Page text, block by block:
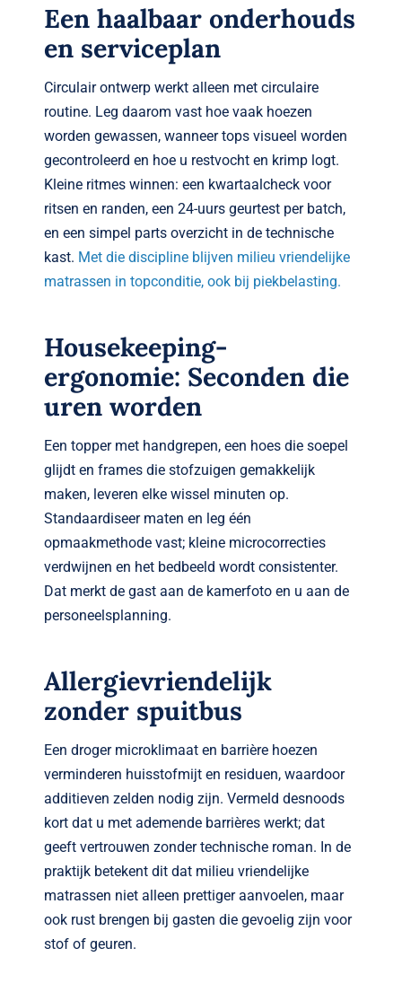
Een haalbaar onderhouds
en serviceplan
Circulair ontwerp werkt alleen met circulaire
routine. Leg daarom vast hoe vaak hoezen
worden gewassen, wanneer tops visueel worden
gecontroleerd en hoe u restvocht en krimp logt.
Kleine ritmes winnen: een kwartaalcheck voor
ritsen en randen, een 24-uurs geurt­est per batch,
en een simpel parts overzicht in de technische
kast. Met die discipline blijven milieu vriendelijke
matrassen in topconditie, ook bij piekbelasting.
Housekeeping-
ergonomie: Seconden die
uren worden
Een topper met handgrepen, een hoes die soepel
glijdt en frames die stofzuigen gemakkelijk
maken, leveren elke wissel minuten op.
Standaardiseer maten en leg één
opmaakmethode vast; kleine microcorrecties
verdwijnen en het bedbeeld wordt consistenter.
Dat merkt de gast aan de kamerfoto en u aan de
personeelsplanning.
Allergievriendelijk
zonder spuitbus
Een droger microklimaat en barrière hoezen
verminderen huisstofmijt en residuen, waardoor
additieven zelden nodig zijn. Vermeld desnoods
kort dat u met ademende barrières werkt; dat
geeft vertrouwen zonder technische roman. In de
praktijk betekent dit dat milieu vriendelijke
matrassen niet alleen prettiger aanvoelen, maar
ook rust brengen bij gasten die gevoelig zijn voor
stof of geuren.